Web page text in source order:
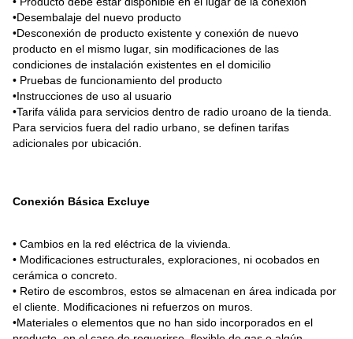
•Desembalaje del nuevo producto
•Desconexión de producto existente y conexión de nuevo
producto en el mismo lugar, sin modificaciones de las
condiciones de instalación existentes en el domicilio
• Pruebas de funcionamiento del producto
•Instrucciones de uso al usuario
•Tarifa válida para servicios dentro de radio uroano de la tienda.
Para servicios fuera del radio urbano, se definen tarifas
adicionales por ubicación.
Conexión Básica Excluye
• Cambios en la red eléctrica de la vivienda.
• Modificaciones estructurales, exploraciones, ni ocobados en
cerámica o concreto.
• Retiro de escombros, estos se almacenan en área indicada por
el cliente. Modificaciones ni refuerzos on muros.
•Materiales o elementos que no han sido incorporados en el